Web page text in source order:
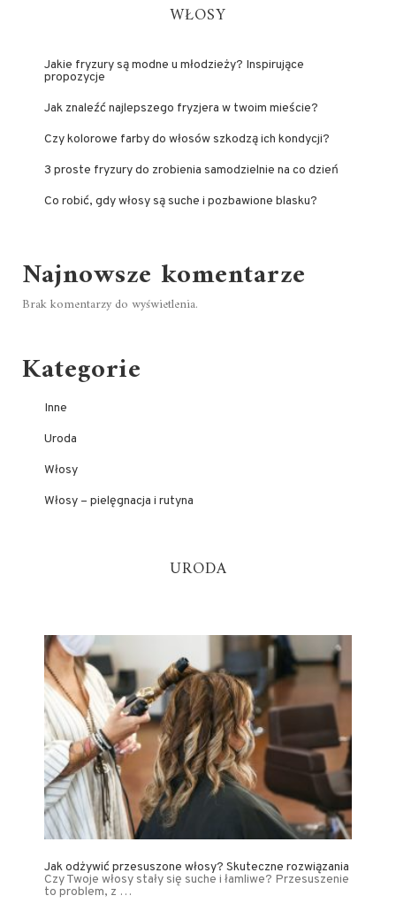
WŁOSY
Jakie fryzury są modne u młodzieży? Inspirujące
propozycje
Jak znaleźć najlepszego fryzjera w twoim mieście?
Czy kolorowe farby do włosów szkodzą ich kondycji?
3 proste fryzury do zrobienia samodzielnie na co dzień
Co robić, gdy włosy są suche i pozbawione blasku?
Najnowsze komentarze
Brak komentarzy do wyświetlenia.
Kategorie
Inne
Uroda
Włosy
Włosy – pielęgnacja i rutyna
URODA
Jak odżywić przesuszone włosy? Skuteczne rozwiązania
Czy Twoje włosy stały się suche i łamliwe? Przesuszenie
to problem, z …